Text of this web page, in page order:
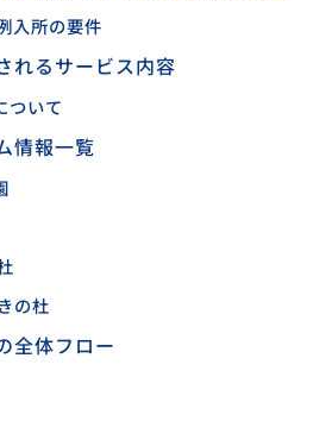
入所の要件
れるサービス内容
ついて
情報一覧
の杜
全体フロー